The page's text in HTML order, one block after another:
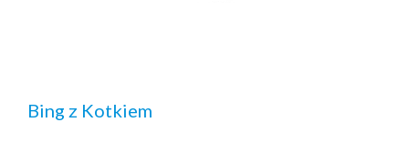
Bing z Kotkiem